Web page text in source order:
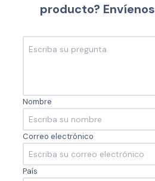
producto?
Nombre
Correo electrónico
País